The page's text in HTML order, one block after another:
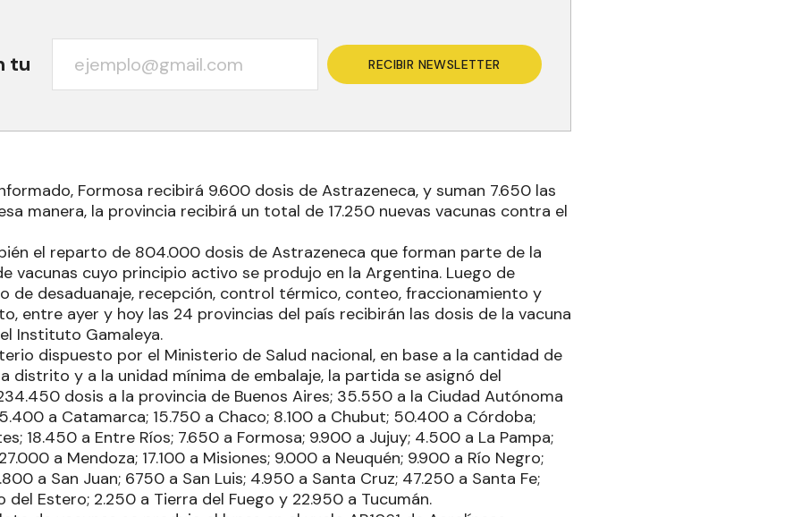
tu RECIBIR NEWSLETTER
Formosa recibirá 9.600 dosis de Astrazeneca, y suman 7.650 las
manera, la provincia recibirá un total de 17.250 nuevas vacunas contra el
el reparto de 804.000 dosis de Astrazeneca que forman parte de la
vacunas cuyo principio activo se produjo en la Argentina. Luego de
de desaduanaje, recepción, control térmico, conteo, fraccionamiento y
entre ayer y hoy las 24 provincias del país recibirán las dosis de la vacuna
Instituto Gamaleya.
dispuesto por el Ministerio de Salud nacional, en base a la cantidad de
distrito y a la unidad mínima de embalaje, la partida se asignó del
dosis a la provincia de Buenos Aires; 35.550 a la Ciudad Autónoma
a Catamarca; 15.750 a Chaco; 8.100 a Chubut; 50.400 a Córdoba;
18.450 a Entre Ríos; 7.650 a Formosa; 9.900 a Jujuy; 4.500 a La Pampa;
a Mendoza; 17.100 a Misiones; 9.000 a Neuquén; 9.900 a Río Negro;
a San Juan; 6750 a San Luis; 4.950 a Santa Cruz; 47.250 a Santa Fe;
del Estero; 2.250 a Tierra del Fuego y 22.950 a Tucumán.